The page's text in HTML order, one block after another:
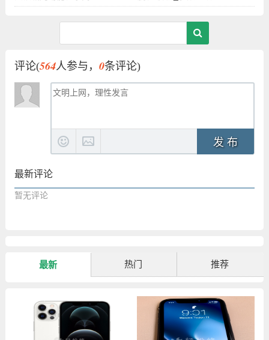
评论(564人参与， 0条评论)
发 布
最新评论
暂无评论
最新 热门 推荐